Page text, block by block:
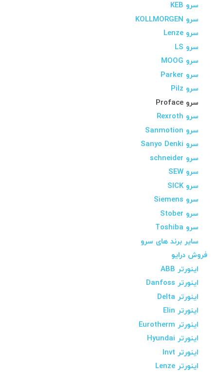
سرو KEB
سرو KOLLMORGEN
سرو Lenze
سرو LS
سرو MOOG
سرو Parker
سرو Pilz
سرو Proface
سرو Rexroth
سرو Sanmotion
سرو Sanyo Denki
سرو schneider
سرو SEW
سرو SICK
سرو Siemens
سرو Stober
سرو Toshiba
سایر برند های سرو
فروش درایو
اینورتر ABB
اینورتر Danfoss
اینورتر Delta
اینورتر Elin
اینورتر Eurotherm
اینورتر Hyundai
اینورتر Invt
اینورتر Lenze